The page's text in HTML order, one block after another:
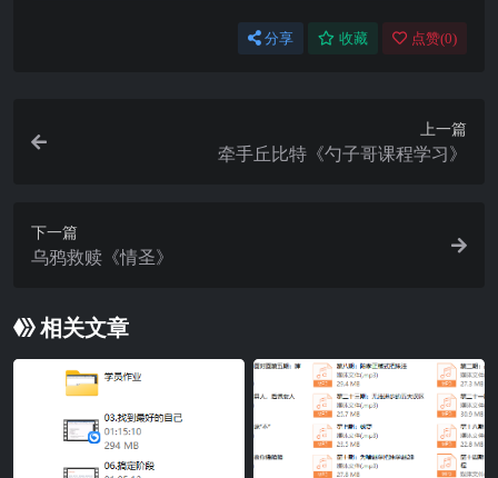
分享 收藏 点赞(0)
上一篇
牵手丘比特《勺子哥课程学习》
下一篇
乌鸦救赎《情圣》
相关文章